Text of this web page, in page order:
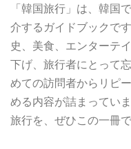
「韓国旅行」は、韓国
介するガイドブックで
史、美食、エンターテ
下げ、旅行者にとって
めての訪問者からリピ
める内容が詰まってい
旅行を、ぜひこの一冊